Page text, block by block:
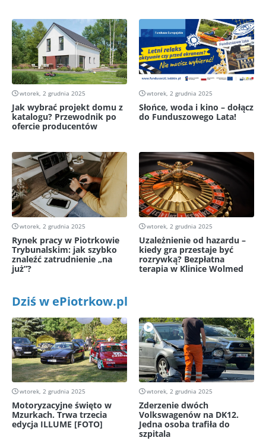
wtorek, 2 grudnia 2025
Jak wybrać projekt domu z
katalogu? Przewodnik po
ofercie producentów
wtorek, 2 grudnia 2025
Słońce, woda i kino – dołącz
do Funduszowego Lata!
wtorek, 2 grudnia 2025
Rynek pracy w Piotrkowie
Trybunalskim: jak szybko
znaleźć zatrudnienie „na
już”?
wtorek, 2 grudnia 2025
Uzależnienie od hazardu –
kiedy gra przestaje być
rozrywką? Bezpłatna
terapia w Klinice Wolmed
Dziś w ePiotrkow.pl
wtorek, 2 grudnia 2025
Motoryzacyjne święto w
Mzurkach. Trwa trzecia
edycja ILLUME [FOTO]
wtorek, 2 grudnia 2025
Zderzenie dwóch
Volkswagenów na DK12.
Jedna osoba trafiła do
szpitala